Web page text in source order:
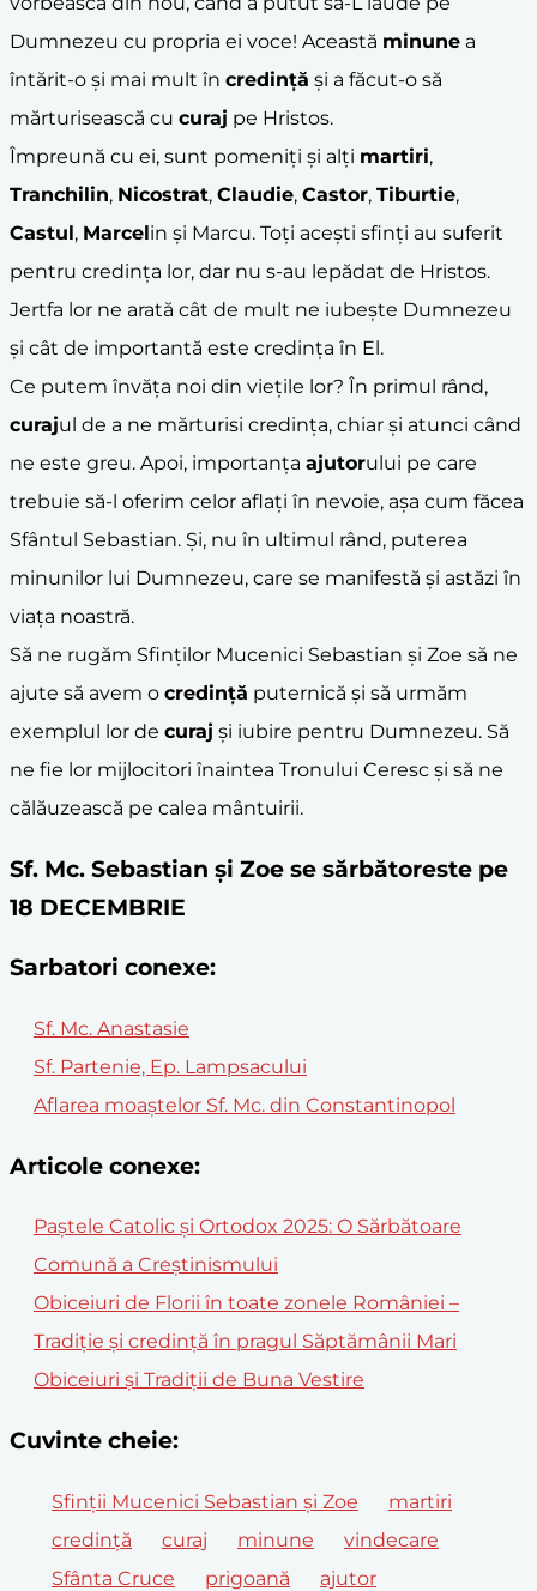
Dumnezeu cu propria ei voce! Această minune a
întărit-o și mai mult în credință și a făcut-o să
mărturisească cu curaj pe Hristos.
Împreună cu ei, sunt pomeniți și alți martiri,
Tranchilin, Nicostrat, Claudie, Castor, Tiburtie,
Castul, Marcelin și Marcu. Toți acești sfinți au suferit
pentru credința lor, dar nu s-au lepădat de Hristos.
Jertfa lor ne arată cât de mult ne iubește Dumnezeu
și cât de importantă este credința în El.
Ce putem învăța noi din viețile lor? În primul rând,
curajul de a ne mărturisi credința, chiar și atunci când
ne este greu. Apoi, importanța ajutorului pe care
trebuie să-l oferim celor aflați în nevoie, așa cum făcea
Sfântul Sebastian. Și, nu în ultimul rând, puterea
minunilor lui Dumnezeu, care se manifestă și astăzi în
viața noastră.
Să ne rugăm Sfinților Mucenici Sebastian și Zoe să ne
ajute să avem o credință puternică și să urmăm
exemplul lor de curaj și iubire pentru Dumnezeu. Să
ne fie lor mijlocitori înaintea Tronului Ceresc și să ne
călăuzească pe calea mântuirii.
Sf. Mc. Sebastian și Zoe se sărbătoreste pe
18 DECEMBRIE
Sarbatori conexe:
Sf. Mc. Anastasie
Sf. Partenie, Ep. Lampsacului
Aflarea moaștelor Sf. Mc. din Constantinopol
Articole conexe:
Paștele Catolic și Ortodox 2025: O Sărbătoare
Comună a Creștinismului
Obiceiuri de Florii în toate zonele României –
Tradiție și credință în pragul Săptămânii Mari
Obiceiuri și Tradiții de Buna Vestire
Cuvinte cheie:
Sfinții Mucenici Sebastian și Zoe
martiri
credință
curaj minune
vindecare
Sfânta Cruce
prigoană ajutor